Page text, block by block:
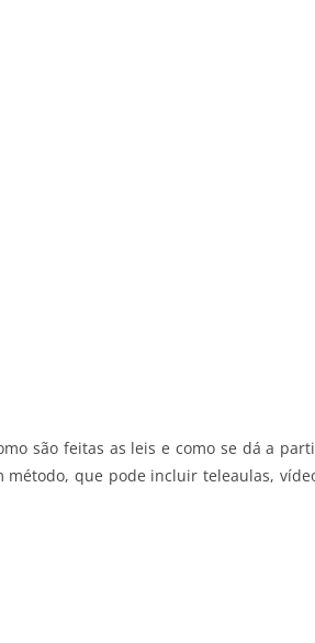
são feitas as leis e como se dá a
que pode incluir teleaulas,